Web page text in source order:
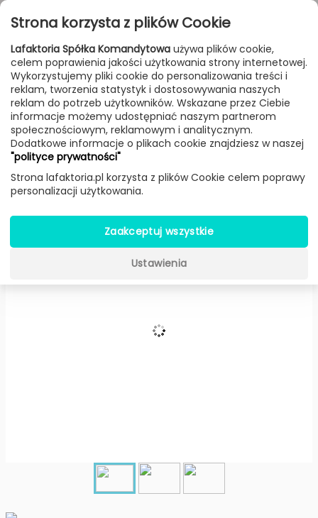
Przejdź do treści
FILTROWANIE & SORTOWANIE
Lampy Producenci a-emotional light Produkt
Ballet żyrandol -a-emotional
light
Strona korzysta z plików Cookie
Lafaktoria Spółka Komandytowa używa plików cookie,
celem poprawienia jakości użytkowania strony internetowej.
Wykorzystujemy pliki cookie do personalizowania treści i
reklam, tworzenia statystyk i dostosowywania naszych
reklam do potrzeb użytkowników. Wskazane przez Ciebie
informacje możemy udostępniać naszym partnerom
społecznościowym, reklamowym i analitycznym.
Dodatkowe informacje o plikach cookie znajdziesz w naszej
"polityce prywatności"
Strona lafaktoria.pl korzysta z plików Cookie celem poprawy
personalizacji użytkowania.
Zaakceptuj wszystkie
Ustawienia